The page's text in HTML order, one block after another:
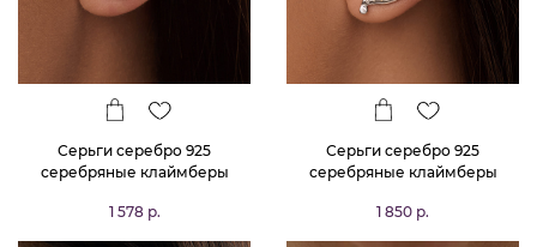
Серьги серебро 925
серебряные клаймберы
1 578 р.
Серьги серебро 925
серебряные клаймберы
1 850 р.